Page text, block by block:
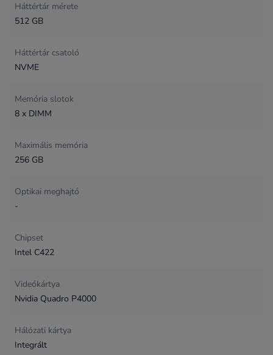
Háttértár mérete
512 GB
Háttértár csatoló
NVME
Memória slotok
8 x DIMM
Maximális memória
256 GB
Optikai meghajtó
-
Chipset
Intel C422
Videókártya
Nvidia Quadro P4000
Hálózati kártya
Integrált